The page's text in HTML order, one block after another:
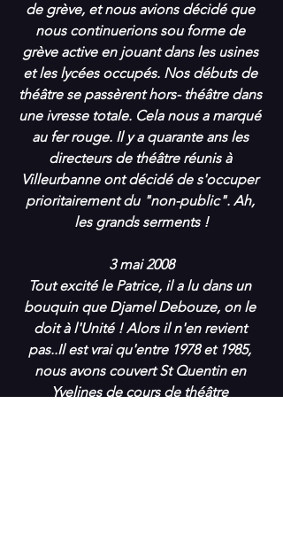
de grève, et nous avions décidé que
nous continuerions sou forme de
grève active en jouant dans les usines
et les lycées occupés. Nos débuts de
théâtre se passèrent hors- théâtre dans
une ivresse totale. Cela nous a marqué
au fer rouge. Il y a quarante ans les
directeurs de théâtre réunis à
Villeurbanne ont décidé de s'occuper
prioritairement du "non-public". Ah,
les grands serments !
3 mai 2008
Tout excité le Patrice, il a lu dans un
bouquin que Djamel Debouze, on le
doit à l'Unité ! Alors il n'en revient
pas..Il est vrai qu'entre 1978 et 1985,
nous avons couvert St Quentin en
Yvelines de cours de théâtre